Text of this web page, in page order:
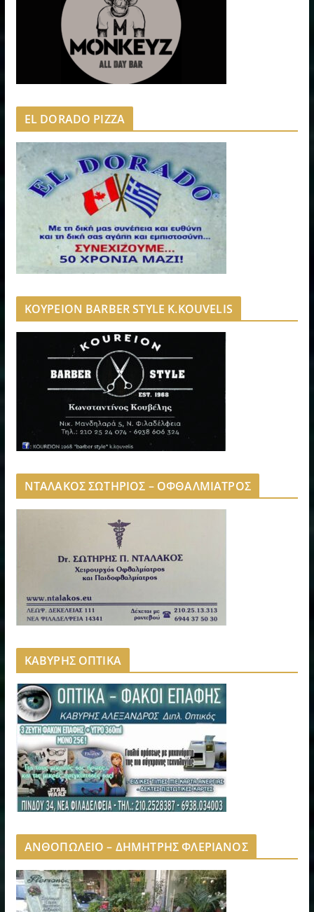
EL DORADO PIZZA
ΚΟΥΡΕΙΟΝ BARBER STYLE K.KOUVELIS
ΝΤΑΛΑΚΟΣ ΣΩΤΗΡΙΟΣ – ΟΦΘΑΛΜΙΑΤΡΟΣ
ΚΑΒΥΡΗΣ ΟΠΤΙΚΑ
ΑΝΘΟΠΩΛΕΙΟ – ΔΗΜΗΤΡΗΣ ΦΛΕΡΙΑΝΟΣ